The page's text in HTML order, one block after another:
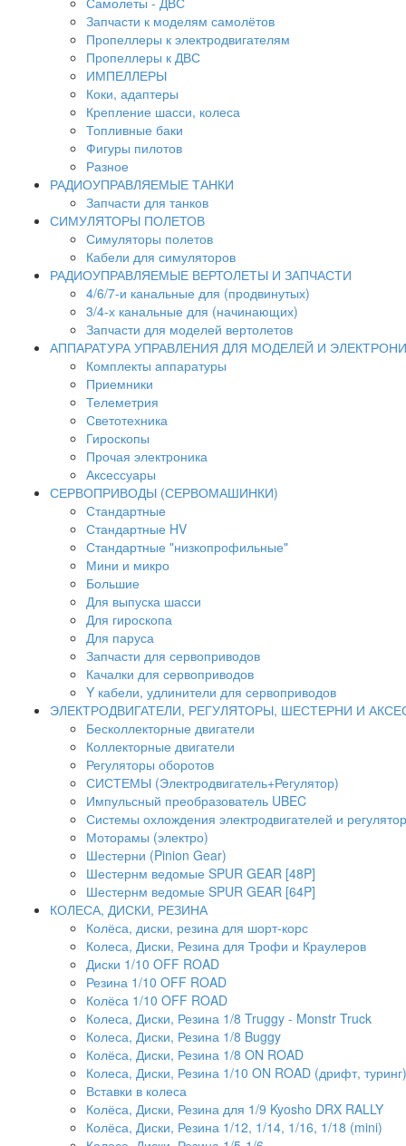
Запчасти к моделям самолётов
Пропеллеры к электродвигателям
Пропеллеры к ДВС
ИМПЕЛЛЕРЫ
Коки, адаптеры
Крепление шасси, колеса
Топливные баки
Фигуры пилотов
Разное
РАДИОУПРАВЛЯЕМЫЕ ТАНКИ
Запчасти для танков
СИМУЛЯТОРЫ ПОЛЕТОВ
Симуляторы полетов
Кабели для симуляторов
РАДИОУПРАВЛЯЕМЫЕ ВЕРТОЛЕТЫ И ЗАПЧАСТИ
4/6/7-и канальные для (продвинутых)
3/4-х канальные для (начинающих)
Запчасти для моделей вертолетов
АППАРАТУРА УПРАВЛЕНИЯ ДЛЯ МОДЕЛЕЙ И
Комплекты аппаратуры
Приемники
Телеметрия
Светотехника
Гироскопы
Прочая электроника
Аксессуары
СЕРВОПРИВОДЫ (СЕРВОМАШИНКИ)
Стандартные
Стандартные HV
Стандартные "низкопрофильные"
Мини и микро
Большие
Для выпуска шасси
Для гироскопа
Для паруса
Запчасти для сервоприводов
Качалки для сервоприводов
Y кабели, удлинители для сервоприводов
ЭЛЕКТРОДВИГАТЕЛИ, РЕГУЛЯТОРЫ, ШЕСТЕРНИ И
Бесколлекторные двигатели
Коллекторные двигатели
Регуляторы оборотов
СИСТЕМЫ (Электродвигатель+Регулятор)
Импульсный преобразователь UBEC
Системы охлождения электродвигателей и
Моторамы (электро)
Шестерни (Pinion Gear)
Шестернм ведомые SPUR GEAR [48P]
Шестернм ведомые SPUR GEAR [64P]
КОЛЕСА, ДИСКИ, РЕЗИНА
Колёса, диски, резина для шорт-корс
Колеса, Диски, Резина для Трофи и Краулеров
Диски 1/10 OFF ROAD
Резина 1/10 OFF ROAD
Колёса 1/10 OFF ROAD
Колеса, Диски, Резина 1/8 Truggy - Monstr Truck
Колеса, Диски, Резина 1/8 Buggy
Колёса, Диски, Резина 1/8 ON ROAD
Колеса, Диски, Резина 1/10 ON ROAD (дрифт, туринг)
Вставки в колеса
Колёса, Диски, Резина для 1/9 Kyosho DRX RALLY
Колёса, Диски, Резина 1/12, 1/14, 1/16, 1/18 (mini)